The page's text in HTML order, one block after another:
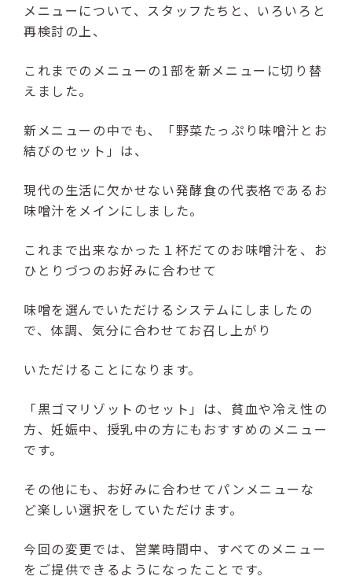
メニューについて、スタッフたちと、いろいろと
再検討の上、
これまでのメニューの1部を新メニューに切り替
えました。
新メニューの中でも、「野菜たっぷり味噌汁とお
結びのセット」は、
現代の生活に欠かせない発酵食の代表格であるお
味噌汁をメインにしました。
これまで出来なかった１杯だてのお味噌汁を、お
ひとりづつのお好みに合わせて
味噌を選んでいただけるシステムにしましたの
で、体調、気分に合わせてお召し上がり
いただけることになります。
「黒ゴマリゾットのセット」は、貧血や冷え性の
方、妊娠中、授乳中の方にもおすすめのメニュー
です。
その他にも、お好みに合わせてパンメニューな
ど楽しい選択をしていただけます。
今回の変更では、営業時間中、すべてのメニュー
をご提供できるようになったことです。